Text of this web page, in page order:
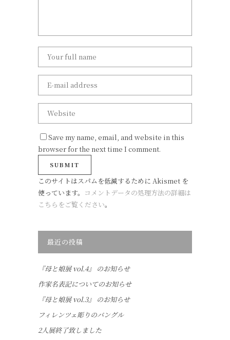
Save my name, email, and website in this
browser for the next time I comment.
このサイトはスパムを低減するために Akismet を
使っています。 コメントデータの処理方法の詳細は
こちらをご覧ください。
最近の投稿
『母と娘展 vol.4』 のお知らせ
作家名表記についてのお知らせ
『母と娘展 vol.3』 のお知らせ
フィレンツェ彫りのバングル
2人展終了致しました